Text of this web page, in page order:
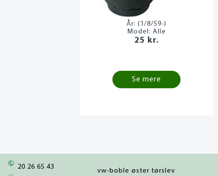
År:(1/8/59-)
Model: Alle
25 kr.
Se mere
20 26 65 43
vw-boble øster tørslev